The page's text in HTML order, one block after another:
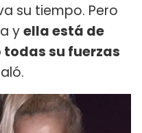
su tiempo. Pero
yella está de
su fuerzas